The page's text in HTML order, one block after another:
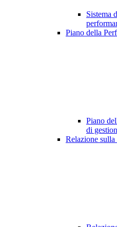
Sistema
Piano della
Piano
di
Relazione sulla